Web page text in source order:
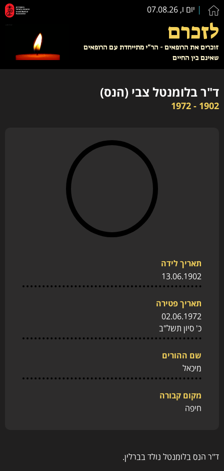
יום ו, 07.08.26
לזכרם
זוכרים את הרופאים - הר"י מתייחדת עם הרופאים
שאינם בין החיים
ד"ר בלומנטל צבי (הנס)
1902 - 1972
תאריך לידה
13.06.1902
תאריך פטירה
02.06.1972
כ' סיון תשל"ב
שם ההורים
מיכאל
מקום קבורה
חיפה
ד"ר הנס בלומנטל נולד בברלין.